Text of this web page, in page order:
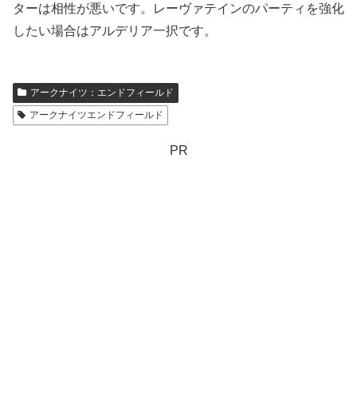
ターは相性が悪いです。レーヴァテインのパーティを強化
したい場合はアルデリア一択です。
アークナイツ：エンドフィールド
アークナイツエンドフィールド
PR